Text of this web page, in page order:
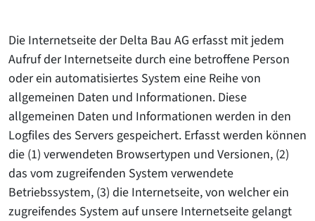
Die Internetseite der Delta Bau AG erfasst mit jedem
Aufruf der Internetseite durch eine betroffene Person
oder ein automatisiertes System eine Reihe von
allgemeinen Daten und Informationen. Diese
allgemeinen Daten und Informationen werden in den
Logfiles des Servers gespeichert. Erfasst werden können
die (1) verwendeten Browsertypen und Versionen, (2)
das vom zugreifenden System verwendete
Betriebssystem, (3) die Internetseite, von welcher ein
zugreifendes System auf unsere Internetseite gelangt